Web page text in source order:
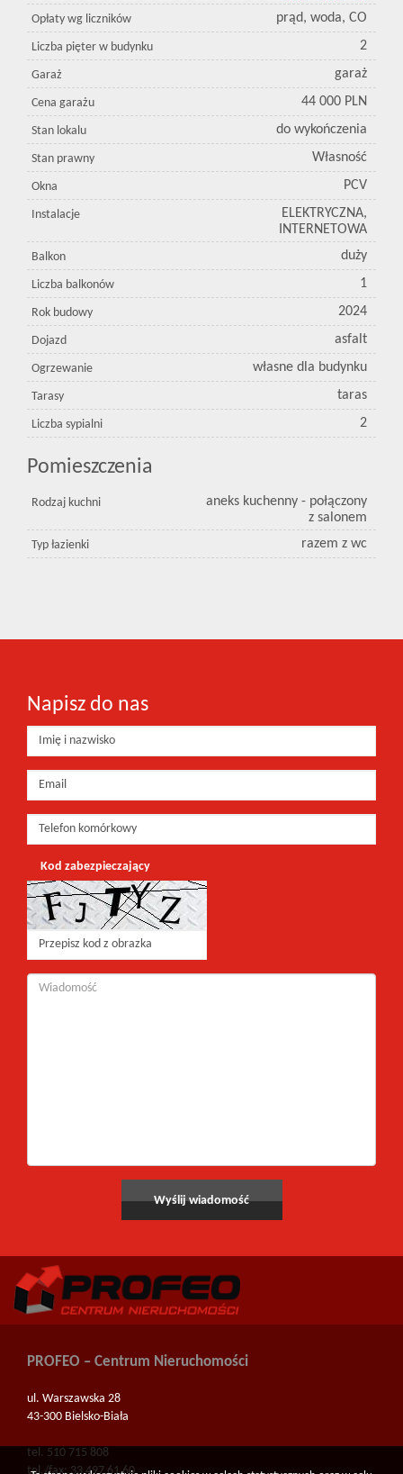
Opłaty wg liczników prąd, woda, CO
Liczba pięter w budynku 2
Garaż garaż
Cena garażu 44 000 PLN
Stan lokalu do wykończenia
Stan prawny Własność
Okna PCV
Instalacje
ELEKTRYCZNA,
INTERNETOWA
Balkon duży
Liczba balkonów 1
Rok budowy 2024
Dojazd asfalt
Ogrzewanie własne dla budynku
Tarasy taras
Liczba sypialni 2
Pomieszczenia
Rodzaj kuchni
aneks kuchenny - połączony
z salonem
Typ łazienki razem z wc
Napisz do nas
Kod zabezpieczający
PROFEO – Centrum Nieruchomości
ul. Warszawska 28
43-300 Bielsko-Biała
tel. 510 715 808
tel./fax: 33 497 61 60